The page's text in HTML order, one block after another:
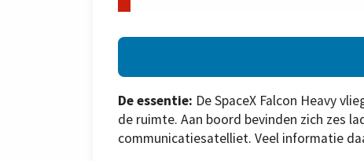
De essentie: De SpaceX Falcon Heavy
de ruimte. Aan boord bevinden zich zes
communicatiesatelliet. Veel informatie